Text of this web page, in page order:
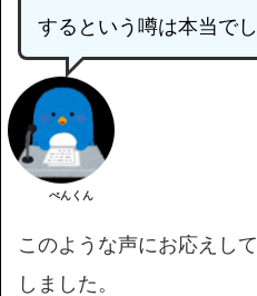
するという噂は本当で
ぺんくん
このような声にお応えし
しました。